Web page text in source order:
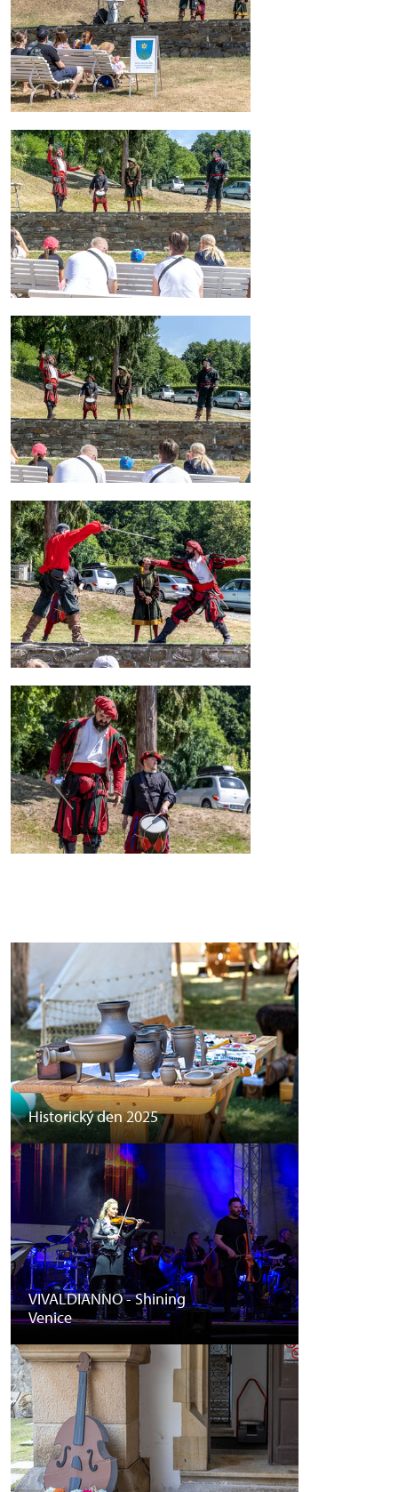
Historický den 2025
VIVALDIANNO - Shining
Venice